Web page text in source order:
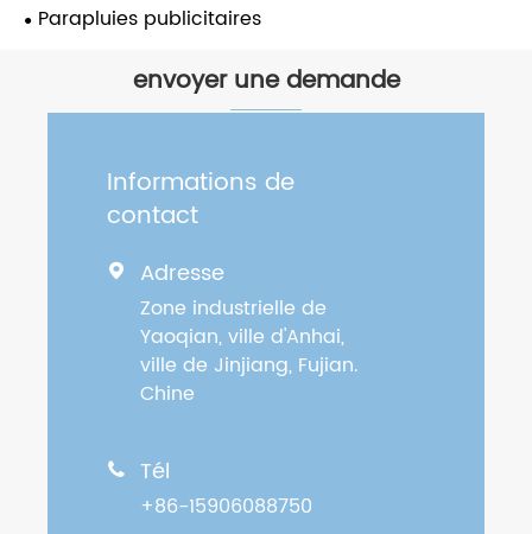
Parapluies publicitaires
envoyer une demande
Informations de
contact
 Adresse
Zone industrielle de
Yaoqian, ville d'Anhai,
ville de Jinjiang, Fujian.
Chine
 Tél
+86-15906088750